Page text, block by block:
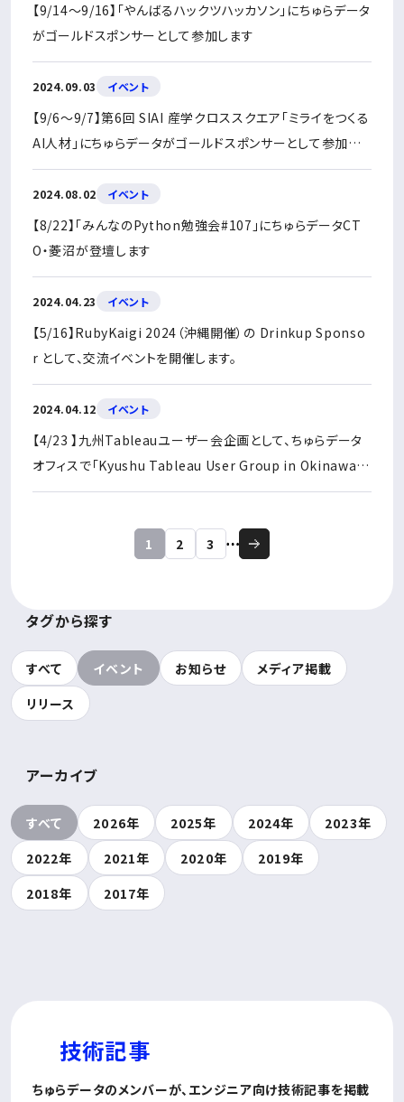
【9/14〜9/16】「やんばるハックツハッカソン」にちゅらデータ
がゴールドスポンサーとして参加します
2024.09.03 イベント
【9/6〜9/7】第6回 SIAI 産学クロススクエア「ミライをつくる
AI人材」にちゅらデータがゴールドスポンサーとして参加し
ます
2024.08.02 イベント
【8/22】「みんなのPython勉強会#107」にちゅらデータCT
O・菱沼が登壇します
2024.04.23 イベント
【5/16】RubyKaigi 2024（沖縄開催）の Drinkup Sponso
r として、交流イベントを開催します。
2024.04.12 イベント
【4/23 】九州Tableauユーザー会企画として、ちゅらデータ
オフィスで「Kyushu Tableau User Group in Okinawa」
を開催します（オンラインも有）
1 2 3
タグから探す
すべて イベント お知らせ
メディア掲載
リリース
アーカイブ
すべて 2026年 2025年 2024年
2023年
2022年
2021年 2020年
2019年
2018年
2017年
技術記事
ちゅらデータのメンバーが、 エンジニア向け技術記事を掲載